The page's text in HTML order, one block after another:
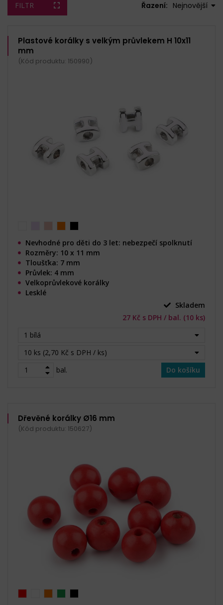
FILTR Řazení: Nejnovější
Plastové korálky s velkým průvlekem H 10x11
mm
(Kód produktu: 150990)
Nevhodné pro děti do 3 let: nebezpečí spolknutí
Rozměry: 10 x 11 mm
Tloušťka: 7 mm
Průvlek: 4 mm
Velkoprůvlekové korálky
Lesklé
Skladem
27 Kč s DPH / bal. (10 ks)
1 bílá
10 ks (2,70 Kč s DPH / ks)
bal.
Do košíku
Dřevěné korálky Ø16 mm
(Kód produktu: 150627)